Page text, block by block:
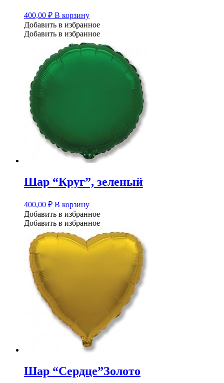
400,00 ₽ В корзину
Добавить в избранное
Добавить в избранное
Шар “Круг”, зеленый
400,00 ₽ В корзину
Добавить в избранное
Добавить в избранное
Шар “Сердце”Золото